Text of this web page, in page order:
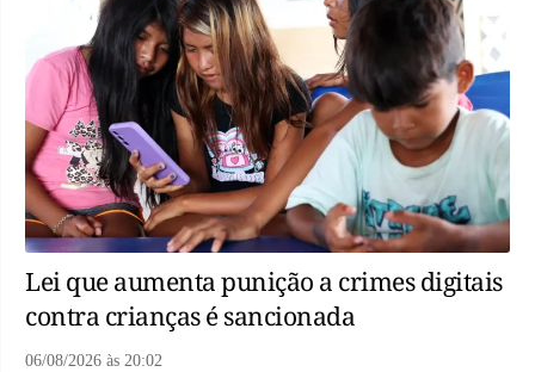
Lei que aumenta punição a crimes digitais
contra crianças é sancionada
06/08/2026 às 20:02